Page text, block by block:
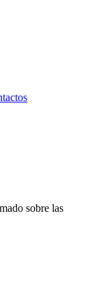
sobre las